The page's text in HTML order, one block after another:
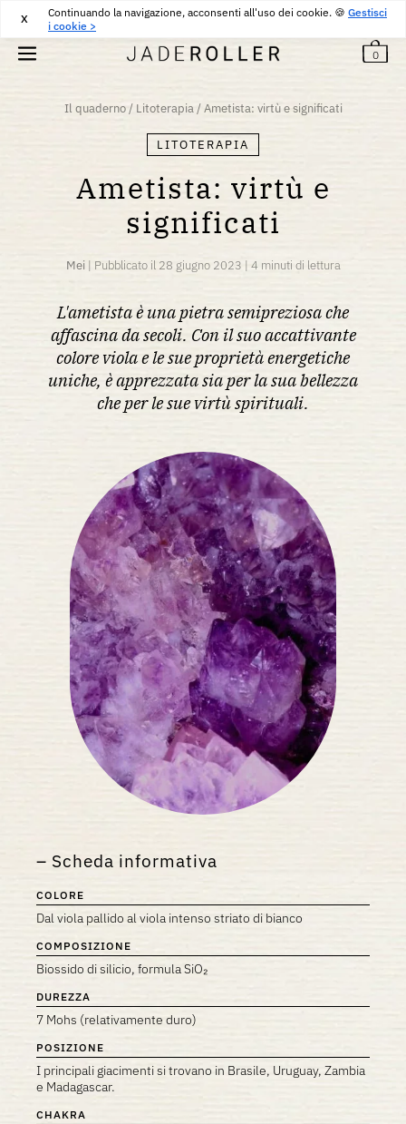
Continuando la navigazione, acconsenti all'uso dei cookie. 🍪 Gestisci
i cookie >
X CONSEGNA GRATUITA DA30 €ACQUISTARE
0
Il quaderno/ Litoterapia/Ametista: virtù e significati
LITOTERAPIA
Ametista: virtù e
significati
Mei | Pubblicato il 28 giugno 2023 | 4 minuti di lettura
L'ametista è una pietra semipreziosa che
affascina da secoli. Con il suo accattivante
colore viola e le sue proprietà energetiche
uniche, è apprezzata sia per la sua bellezza
che per le sue virtù spirituali.
Scheda informativa
COLORE
Dal viola pallido al viola intenso striato di bianco
COMPOSIZIONE
Biossido di silicio, formula SiO₂
DUREZZA
7 Mohs (relativamente duro)
POSIZIONE
I principali giacimenti si trovano in Brasile, Uruguay, Zambia
e Madagascar.
CHAKRA